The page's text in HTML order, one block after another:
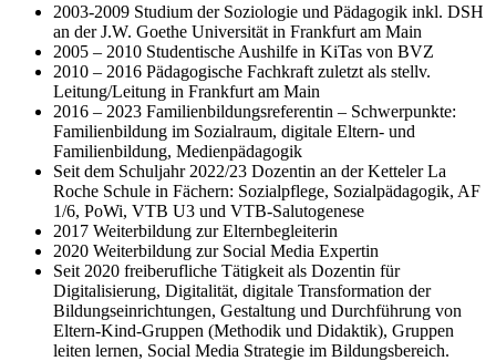
2003-2009 Studium der Soziologie und Pädagogik inkl. DSH
an der J.W. Goethe Universität in Frankfurt am Main
2005 – 2010 Studentische Aushilfe in KiTas von BVZ
2010 – 2016 Pädagogische Fachkraft zuletzt als stellv.
Leitung/Leitung in Frankfurt am Main
2016 – 2023 Familienbildungsreferentin – Schwerpunkte:
Familienbildung im Sozialraum, digitale Eltern- und
Familienbildung, Medienpädagogik
Seit dem Schuljahr 2022/23 Dozentin an der Ketteler La
Roche Schule in Fächern: Sozialpflege, Sozialpädagogik, AF
1/6, PoWi, VTB U3 und VTB-Salutogenese
2017 Weiterbildung zur Elternbegleiterin
2020 Weiterbildung zur Social Media Expertin
Seit 2020 freiberufliche Tätigkeit als Dozentin für
Digitalisierung, Digitalität, digitale Transformation der
Bildungseinrichtungen, Gestaltung und Durchführung von
Eltern-Kind-Gruppen (Methodik und Didaktik), Gruppen
leiten lernen, Social Media Strategie im Bildungsbereich.